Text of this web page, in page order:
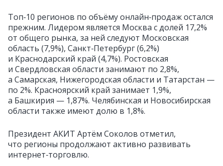
Топ‑10 регионов по объёму онлайн‑продаж остался
прежним. Лидером является Москва с долей 17,2%
от общего рынка, за ней следуют Московская
область (7,9%), Санкт‑Петербург (6,2%)
и Краснодарский край (4,7%). Ростовская
и Свердловская области занимают по 2,8%,
а Самарская, Нижегородская области и Татарстан —
по 2%. Красноярский край занимает 1,9%,
а Башкирия — 1,87%. Челябинская и Новосибирская
области также имеют долю в 1,8%.
Президент АКИТ Артём Соколов отметил,
что регионы продолжают активно развивать
интернет‑торговлю.